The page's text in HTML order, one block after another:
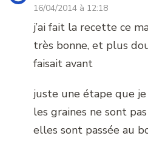
16/04/2014 à 12:18
j’ai fait la recette ce
très bonne, et plus
faisait avant
juste une étape que
les graines ne sont
elles sont passée au